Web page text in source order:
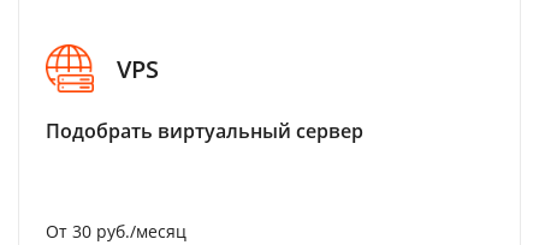
VPS
Подобрать виртуальный сервер
От 30 руб./месяц